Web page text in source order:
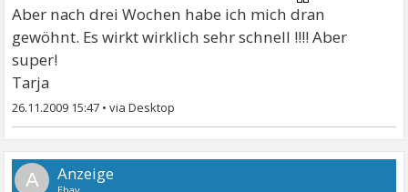
Aber nach drei Wochen habe ich mich dran
gewöhnt. Es wirkt wirklich sehr schnell !!!! Aber
super!
Tarja
26.11.2009 15:47 •
A